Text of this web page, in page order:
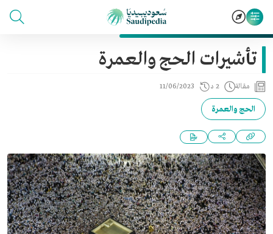
تأشيرات الحج والعمرة
مقالة 2 د 11/06/2023
الحج والعمرة